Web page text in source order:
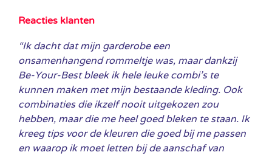
Reacties klanten
“Ik dacht dat mijn garderobe een
onsamenhangend rommeltje was, maar dankzij
Be-Your-Best bleek ik hele leuke combi’s te
kunnen maken met mijn bestaande kleding. Ook
combinaties die ikzelf nooit uitgekozen zou
hebben, maar die me heel goed bleken te staan. Ik
kreeg tips voor de kleuren die goed bij me passen
en waarop ik moet letten bij de aanschaf van